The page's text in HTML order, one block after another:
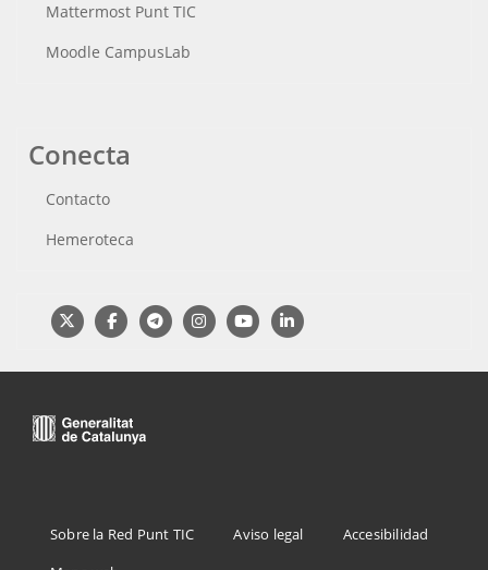
Mattermost Punt TIC
Moodle CampusLab
Conecta
Contacto
Hemeroteca
Menu
Footer
Sobre la Red Punt TIC Aviso legal
Accesibilidad